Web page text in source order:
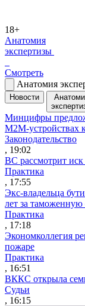
18+
Анатомия
экспертизы
Смотреть
Анатомия
Новости
Минцифры
M2M-устройствах
Законодательство
, 19:02
ВС рассмотрит
Практика
, 17:55
Экс-владельца
лет за таможенную
Практика
, 17:18
Экономколлегия
пожаре
Практика
, 16:51
ВККС открыла
Судьи
, 16:15